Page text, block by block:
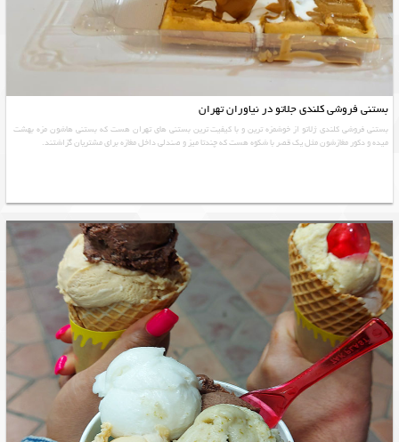
بستنی فروشی کلندی جلاتو در نیاوران تهران
بستنی فروشی کلندی ژلاتو از خوشمزه ترین و با کیفیت ترین بستنی های تهران هست که بستنی هاشون مزه بهشت
میده و دکور مغازشون مثل یک قصر با شکوه هست که چندتا میز و صندلی داخل مغازه برای مشتریان گزاشتند.